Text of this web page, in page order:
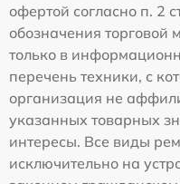
офертой согласно п. 2
обозначения
только в
перечень техники, с
организация не
указанных товарных
интересы. Все виды
исключительно на